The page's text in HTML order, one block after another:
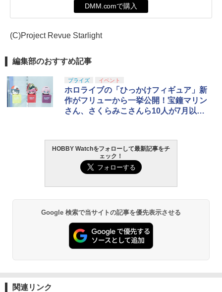
DMM.comで購入
(C)Project Revue Starlight
編集部のおすすめ記事
プライズ イベント
ホロライブの「ひっかけフィギュア」新
作がフリューから一挙公開！宝鐘マリン
さん、さくらみこさんら10人が7月以降
HOBBY Watchをフォローして最新記事をチ
ェック！
Google 検索で当サイトの記事を優先表示させる
関連リンク